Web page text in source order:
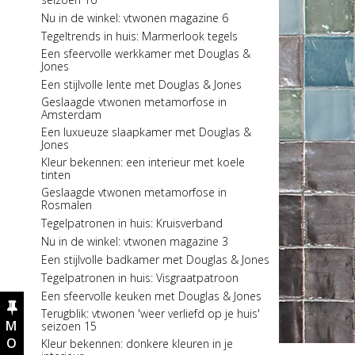
Een sfeervolle winter met Douglas & Jones
Tegelserie in the spotlight: Ambiance
Tegeltips: De juiste voegkleur bij je tegels
kiezen
Nu in de winkel: Eigen Huis & Interieur 6
Tegelserie in the spotlight: Sense
Tegeltips: een tafel betegelen met Douglas &
Jones
Een stijlvolle hal met Douglas & Jones
Spelen met legpatronen: Kruisverband
Nu in de winkel: Stijlvol Wonen 8
Kleur bekennen: natureltinten in je interieur
Tegelserie in the spotlight: Manor
Een stijlvol toilet met Douglas & Jones
Nu in de winkel: Stijlvol Wonen 7
Spelen met tegelpatronen: Strooipatroon
Een stijlvolle herfst met Douglas & Jones
Kleur bekennen: warme tinten in je interieur
Geslaagde vtwonen makeover in Noordwijk
Een stijlvolle werkkamer met Douglas &
Nu in de winkel: vtwonen magazine 6
Tegeltrends in huis: Marmerlook tegels
Een sfeervolle werkkamer met Douglas &
Jones
Een stijlvolle lente met Douglas & Jones
Geslaagde vtwonen metamorfose in
Amsterdam
Een luxueuze slaapkamer met Douglas &
Jones
Kleur bekennen: een interieur met koele
tinten
Geslaagde vtwonen metamorfose in
Rosmalen
Tegelpatronen in huis: Kruisverband
Nu in de winkel: vtwonen magazine 3
Een stijlvolle badkamer met Douglas & Jones
Tegelpatronen in huis: Visgraatpatroon
Een sfeervolle keuken met Douglas & Jones
Terugblik: vtwonen 'weer verliefd op je huis'
seizoen 15
Kleur bekennen: donkere kleuren in je